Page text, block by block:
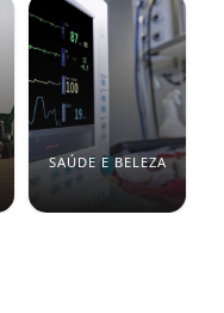
SAÚDE E BELEZA